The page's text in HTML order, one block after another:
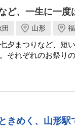
ど、一生に一度
山形
夕まつりなど、短
それぞれのお祭り
きめく、山形